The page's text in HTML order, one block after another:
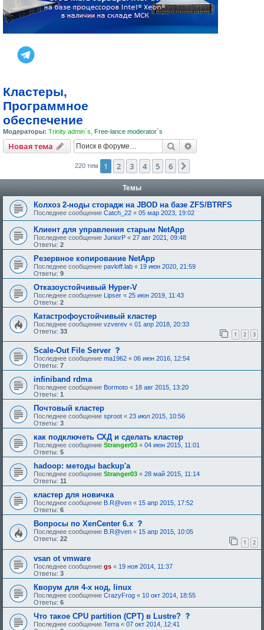
Кластеры,
Программное
обеспечение
Модераторы: Trinity admin`s Free-lance moderator`s
Новая тема Поиск
220 тем 1 2 3 4 5 6
Темы
Колхоз 2-ноды сторадж на JBOD на базе ZFS/BTRFS
Последнее сообщение Catch_22 « 05 мар 2023, 19:02
Клиент для управления старым NetApp
Последнее сообщение JuniorP « 27 авг 2021, 09:48
Ответы: 2
Резервное копирование NetApp
Последнее сообщение pavloff.lab « 19 июн 2020, 21:59
Ответы: 9
Отказоустойчивый Hyper-V
Последнее сообщение Lipser « 25 июн 2019, 11:43
Ответы: 2
Катастрофоустойчивый кластер
Последнее сообщение vzverev « 01 апр 2018, 20:33
Ответы: 33 1 2 3
Scale-Out File Server
о
о
б
е
н
и
т
р
б
у
щ
е
е
б
н
и
Последнее сообщение ma1962 « 06 июн 2016, 12:54
Ответы: 7
infiniband rdma
Последнее сообщение Bormoto « 18 авг 2015, 13:20
Ответы: 1
Почтовый кластер
Последнее сообщение sproot « 23 июл 2015, 10:56
Ответы: 3
как подключеть СХД и сделать кластер
Последнее сообщение Stranger03 « 04 июн 2015, 11:01
Ответы: 5
hadoop: методы backup'a
Последнее сообщение Stranger03 « 28 май 2015, 11:14
Ответы: 11
кластер для новичка
Последнее сообщение B.R@ven « 15 апр 2015, 17:52
Ответы: 6
Вопросы по XenCenter 6.x
о
о
щ
н
е
т
р
е
б
у
ю
Последнее сообщение B.R@ven « 15 апр 2015, 10:05
Ответы: 22 1 2
vsan ot vmware
Последнее сообщение gs « 19 ноя 2014, 11:37
Ответы: 3
Кворум для 4-х нод, linux
Последнее сообщение CrazyFrog « 10 окт 2014, 18:55
Ответы: 6
Что такое CPU partition (CPT) в Lustre?
Последнее сообщение Terra « 07 окт 2014, 12:41